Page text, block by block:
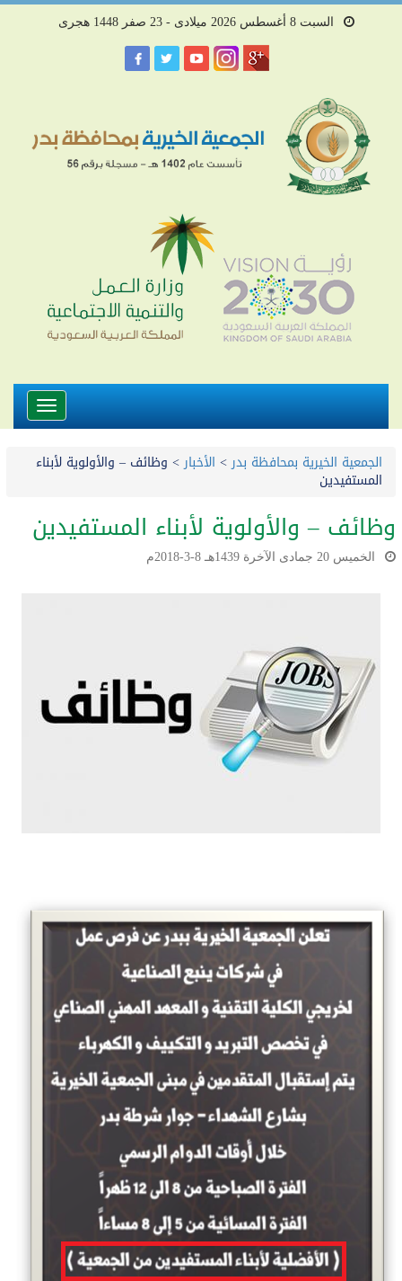
السبت 8 أغسطس 2026 ميلادى - 23 صفر 1448 هجرى
Toggle
الجمعية الخيرية بمحافظة بدر> الأخبار> وظائف – والأولوية لأبناء
المستفيدين
وظائف – والأولوية لأبناء المستفيدين
الخميس 20 جمادى الآخرة 1439هـ 8-3-2018م